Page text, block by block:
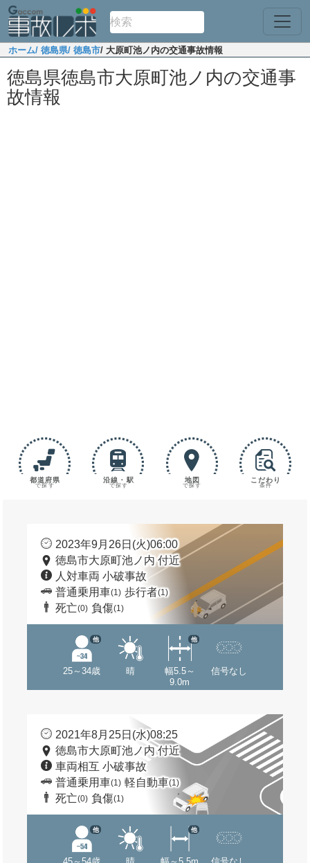
ホーム/ 徳島県/ 徳島市/ 大原町池ノ内の交通事故情報
徳島県徳島市大原町池ノ内の交通事
故情報
都道府県
で探す
沿線・駅
で探す
地図
で探す
こだわり
条件
2023年9月26日(火)06:00
徳島市大原町池ノ内 付近
人対車両 小破事故
普通乗用車(1) 歩行者(1)
死亡(0) 負傷(1)
25～34歳
他
晴
幅5.5～
9.0m
他
信号なし
2021年8月25日(水)08:25
徳島市大原町池ノ内 付近
車両相互 小破事故
普通乗用車(1) 軽自動車(1)
死亡(0) 負傷(1)
他 他